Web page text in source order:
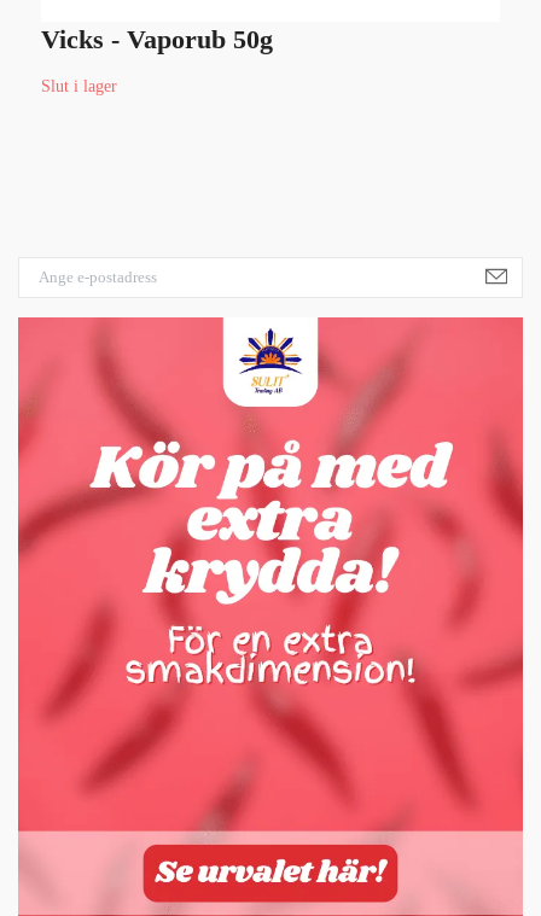
Vicks - Vaporub 50g
Slut i lager